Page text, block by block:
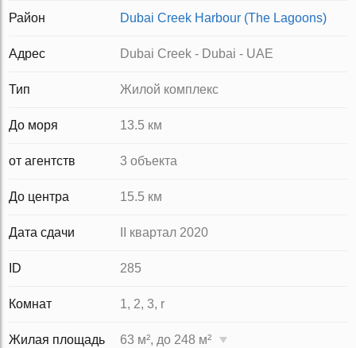
Район Dubai Creek Harbour (The Lagoons)
Адрес Dubai Creek - Dubai - UAE
Тип Жилой комплекс
До моря 13.5 км
от агентств 3 объекта
До центра 15.5 км
Дата сдачи II квартал 2020
ID 285
Комнат 1, 2, 3, r
Жилая площадь 63 м², до 248 м²